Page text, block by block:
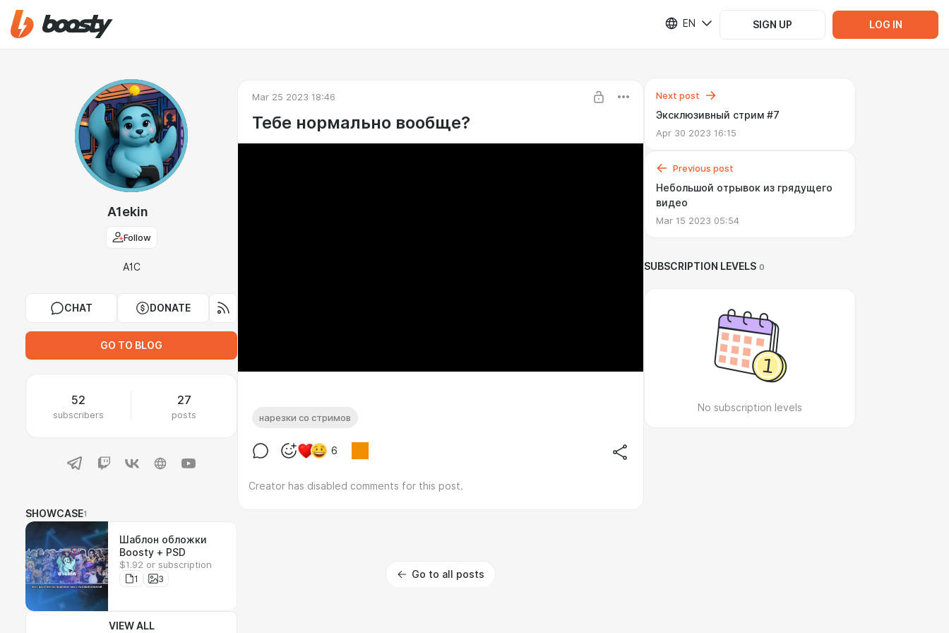
EN SIGN UP LOG IN
A1ekin
Follow
A1C
CHAT DONATE
GO TO BLOG
52
subscribers
27
posts
SHOWCASE1
Шаблон обложки
Boosty + PSD
$1.92 or subscription
1
3
VIEW ALL
Mar 25 2023 18:46
Тебе нормально вообще?
нарезки со стримов
6
Creator has disabled comments for this post.
Go to all posts
Next post
Эксклюзивный стрим #7
Apr 30 2023 16:15
Previous post
Небольшой отрывок из грядущего
видео
Mar 15 2023 05:54
SUBSCRIPTION LEVELS 0
No subscription levels